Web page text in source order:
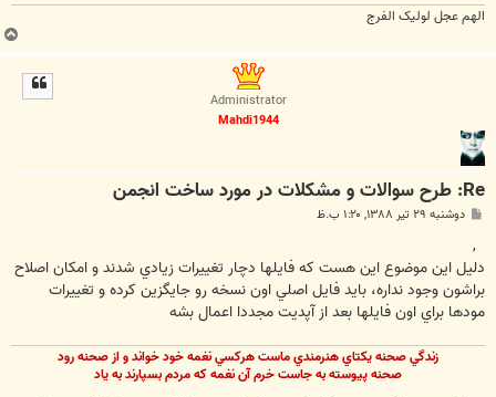
الهم عجل لولیک الفرج
ب
ا
Administrator
Mahdi1944
Re: طرح سوالات و مشکلات در مورد ساخت انجمن
پ دوشنبه ۲۹ تیر ۱۳۸۸, ۱:۲۰ ب.ظ
دليل اين موضوع اين هست که فايلها دچار تغييرات زيادي شدند و امکان اصلاح
براشون وجود نداره، بايد فايل اصلي اون نسخه رو جايگزين کرده و تغييرات
مودها براي اون فايلها بعد از آپديت مجددا اعمال بشه
زندگي صحنه يکتاي هنرمندي ماست هرکسي نغمه خود خواند و از صحنه رود
صحنه پيوسته به جاست خرم آن نغمه که مردم بسپارند به ياد